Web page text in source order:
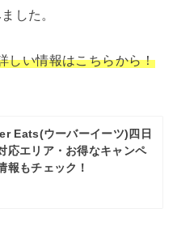
した。
しい情報はこちらから！
Eats(ウーバーイーツ)四日
応エリア・お得なキャンペ
報もチェック！